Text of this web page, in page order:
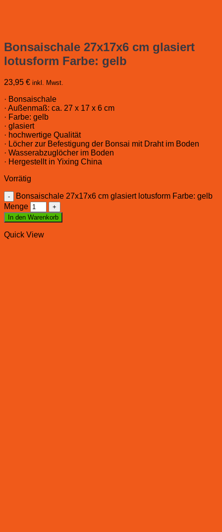
Bonsaischale 27x17x6 cm glasiert
lotusform Farbe: gelb
23,95 € inkl. Mwst.
· Bonsaischale
· Außenmaß: ca. 27 x 17 x 6 cm
· Farbe: gelb
· glasiert
· hochwertige Qualität
· Löcher zur Befestigung der Bonsai mit Draht im Boden
· Wasserabzuglöcher im Boden
· Hergestellt in Yixing China
Vorrätig
Bonsaischale 27x17x6 cm glasiert lotusform Farbe: gelb
Menge
In den Warenkorb
Quick View